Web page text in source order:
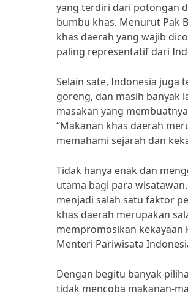
yang terdiri dari potongan
bumbu khas. Menurut Pak
khas daerah yang wajib
paling representatif dari
Selain sate, Indonesia juga
goreng, dan masih banyak
masakan yang
“Makanan khas daerah
memahami sejarah dan
Tidak hanya enak dan
utama bagi para
menjadi salah satu faktor
khas daerah merupakan
mempromosikan kekayaan
Menteri Pariwisata
Dengan begitu banyak
tidak mencoba makanan-